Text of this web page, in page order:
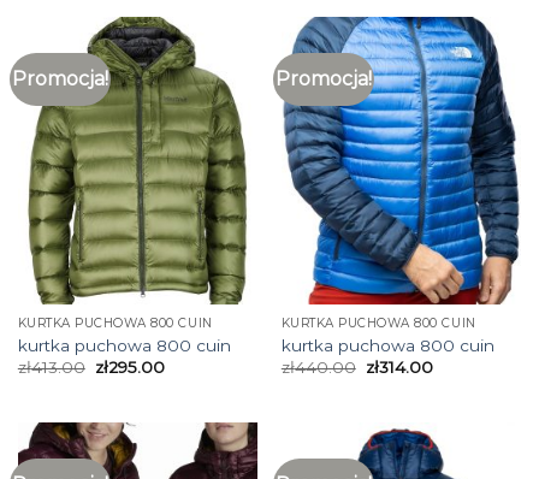
Promocja!
KURTKA PUCHOWA 800 CUIN
kurtka puchowa 800 cuin
zł413.00 zł295.00
Promocja!
KURTKA PUCHOWA 800 CUIN
kurtka puchowa 800 cuin
zł440.00 zł314.00